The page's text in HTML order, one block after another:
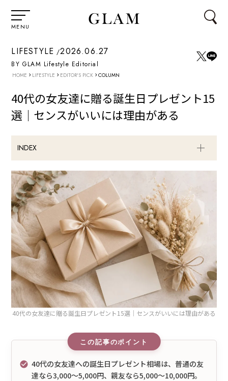
MENU
LIFESTYLE 2026.06.27
BY GLAM Lifestyle Editorial
HOME › LIFESTYLE › EDITOR'S PICK › COLUMN
40代の女友達に贈る誕生日プレゼント15
選｜センスがいいには理由がある
INDEX
40代の女友達に贈る誕生日プレゼント15選｜センスがいいには理由がある
40代の女友達への誕生日プレゼント相場は、普通の友
達なら3,000〜5,000円、親友なら5,000〜10,000円。